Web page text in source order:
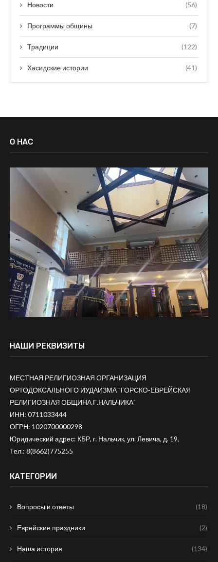
Новости (56)
Программы общины (7)
Традиции (122)
Хасидские истории (41)
О НАС
НАШИ РЕКВИЗИТЫ
МЕСТНАЯ РЕЛИГИОЗНАЯ ОРГАНИЗАЦИЯ
ОРТОДОКСАЛЬНОГО ИУДАИЗМА "ГОРСКО-ЕВРЕЙСКАЯ
РЕЛИГИОЗНАЯ ОБЩИНА Г.НАЛЬЧИКА"
ИНН: 0711033444
ОГРН: 1020700000298
Юридический адрес: КБР, г. Нальчик, ул. Левича, д. 19,
Тел.: 8(8662)775255
КАТЕГОРИИ
Вопросы и ответы (18)
Еврейские праздники (2)
Наша история (134)